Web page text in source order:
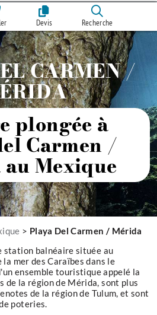
Devis Recherche
CARMEN /
plongée à
Carmen /
Mexique
> Playa Del Carmen / Mérida
station balnéaire située au
mer des Caraïbes dans le
ensemble touristique appelé la
de la région de Mérida, sont plus
de la région de Tulum, et sont
poteries.